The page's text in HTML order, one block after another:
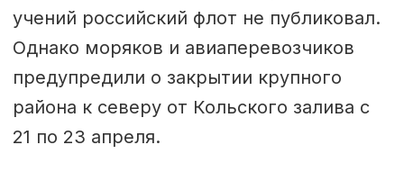
учений российский флот не публиковал.
Однако моряков и авиаперевозчиков
предупредили о закрытии крупного
района к северу от Кольского залива с
21 по 23 апреля.